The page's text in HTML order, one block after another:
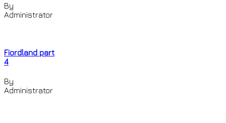
By
Administrator
Fiordland part
4
By
Administrator